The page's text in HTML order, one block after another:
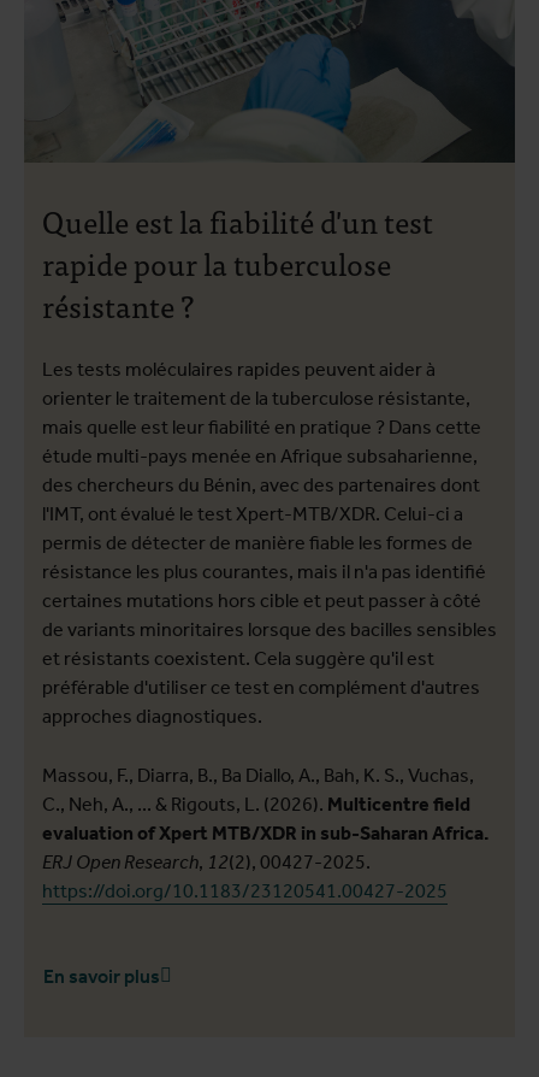
Quelle est la fiabilité d'un test
rapide pour la tuberculose
résistante ?
Les tests moléculaires rapides peuvent aider à
orienter le traitement de la tuberculose résistante,
mais quelle est leur fiabilité en pratique ? Dans cette
étude multi-pays menée en Afrique subsaharienne,
des chercheurs du Bénin, avec des partenaires dont
l'IMT, ont évalué le test Xpert-MTB/XDR. Celui-ci a
permis de détecter de manière fiable les formes de
résistance les plus courantes, mais il n'a pas identifié
certaines mutations hors cible et peut passer à côté
de variants minoritaires lorsque des bacilles sensibles
et résistants coexistent. Cela suggère qu'il est
préférable d'utiliser ce test en complément d'autres
approches diagnostiques.
Massou, F., Diarra, B., Ba Diallo, A., Bah, K. S., Vuchas,
C., Neh, A., ... & Rigouts, L. (2026). Multicentre field
evaluation of Xpert MTB/XDR in sub-Saharan Africa.
ERJ Open Research, 12(2), 00427-2025.
https://doi.org/10.1183/23120541.00427-2025
En savoir plus